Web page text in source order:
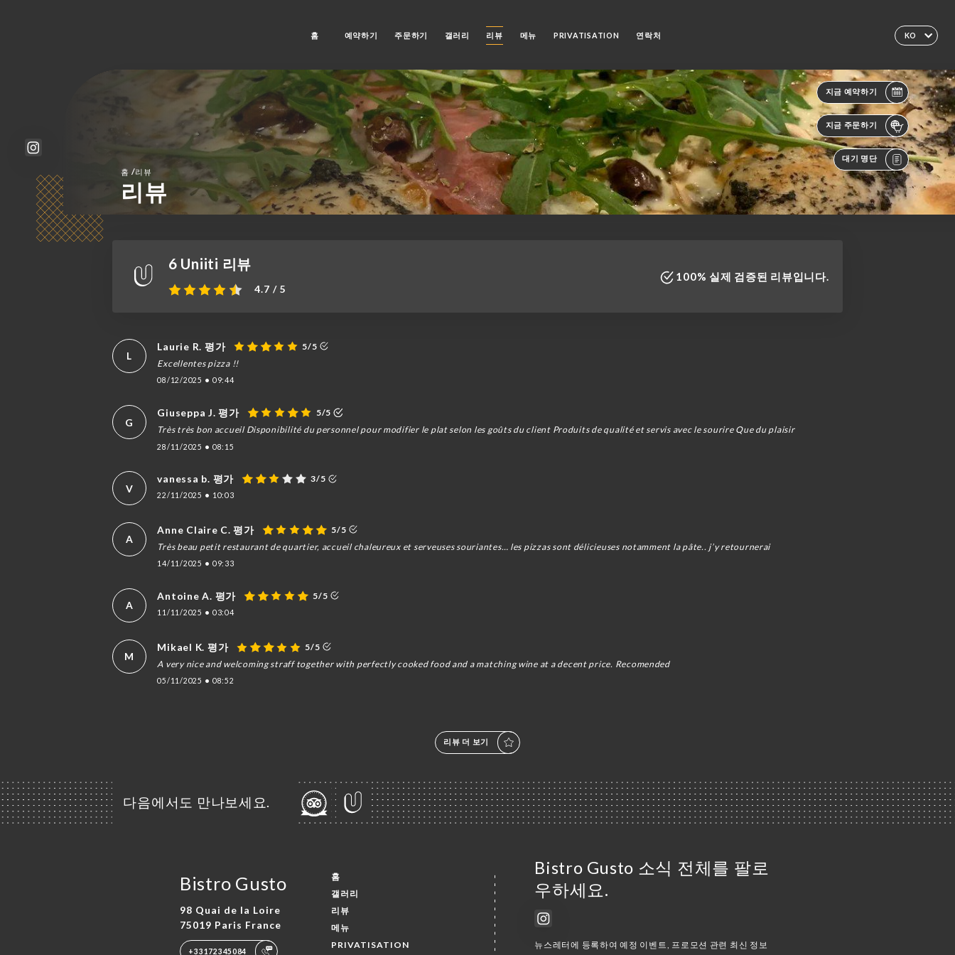
KO
홈 예약하기 주문하기 갤러리 리뷰 메뉴 PRIVATISATION 연락처
지금 예약하기
지금 주문하기
대기 명단
홈 /리뷰
리뷰
6 Uniiti 리뷰
4.7 / 5
100% 실제 검증된 리뷰입니다.
L
Laurie R. 평가
5/5
Excellentes pizza !!
08/12/2025 • 09:44
G
Giuseppa J. 평가
5/5
Très très bon accueil Disponibilité du personnel pour modifier le plat selon les goûts du client Produits de qualité et servis avec le sourire Que du plaisir
28/11/2025 • 08:15
V
vanessa b. 평가 3/5
22/11/2025 • 10:03
A
Anne Claire C. 평가
5/5
Très beau petit restaurant de quartier, accueil chaleureux et serveuses souriantes… les pizzas sont délicieuses notamment la pâte.. j’y retournerai
14/11/2025 • 09:33
A
Antoine A. 평가 5/5
11/11/2025 • 03:04
M
Mikael K. 평가
5/5
A very nice and welcoming straff together with perfectly cooked food and a matching wine at a decent price. Recomended
05/11/2025 • 08:52
리뷰 더 보기
다음에서도 만나보세요.
Bistro Gusto
98 Quai de la Loire
75019 Paris France
+33172345084
홈
갤러리
리뷰
메뉴
PRIVATISATION
Bistro Gusto 소식 전체를 팔로
우하세요.
뉴스레터에 등록하여 예정 이벤트, 프로모션 관련 최신 정보